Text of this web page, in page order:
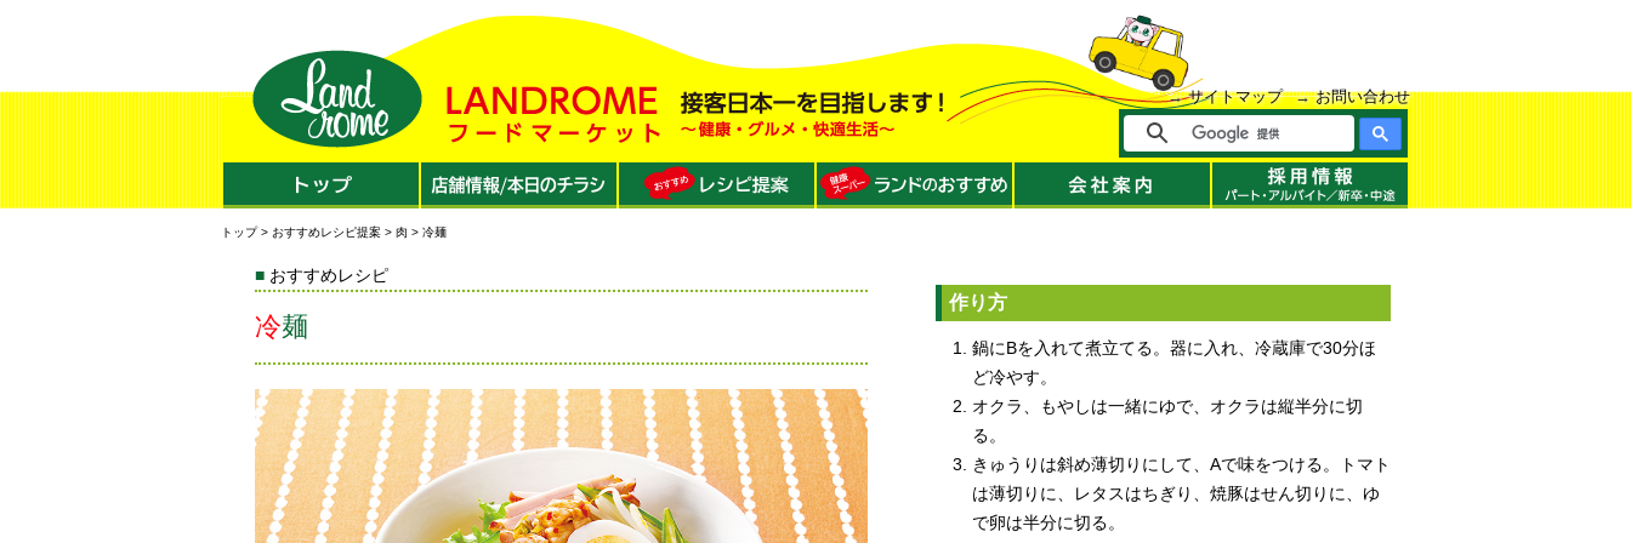
サイトマップ お問い合わせ
トップ> おすすめレシピ提案 > 肉 > 冷麺
おすすめレシピ
冷麺
作り方
鍋にBを入れて煮立てる。器に入れ、冷蔵庫で30分ほ
ど冷やす。
オクラ、もやしは一緒にゆで、オクラは縦半分に切
る。
きゅうりは斜め薄切りにして、Aで味をつける。トマト
は薄切りに、レタスはちぎり、焼豚はせん切りに、ゆ
で卵は半分に切る。